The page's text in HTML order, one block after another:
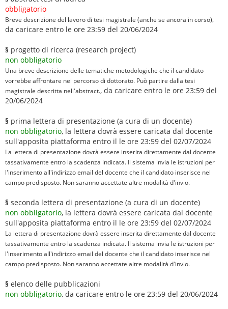
obbligatorio
Breve descrizione del lavoro di tesi magistrale (anche se ancora in corso),
da caricare entro le ore 23:59 del 20/06/2024
§ progetto di ricerca (research project)
non obbligatorio
Una breve descrizione delle tematiche metodologiche che il candidato
vorrebbe affrontare nel percorso di dottorato. Può partire dalla tesi
magistrale descritta nell'abstract., da caricare entro le ore 23:59 del
20/06/2024
§ prima lettera di presentazione (a cura di un docente)
non obbligatorio, la lettera dovrà essere caricata dal docente
sull'apposita piattaforma entro il le ore 23:59 del 02/07/2024
La lettera di presentazione dovrà essere inserita direttamente dal docente
tassativamente entro la scadenza indicata. Il sistema invia le istruzioni per
l'inserimento all'indirizzo email del docente che il candidato inserisce nel
campo predisposto. Non saranno accettate altre modalità d'invio.
§ seconda lettera di presentazione (a cura di un docente)
non obbligatorio, la lettera dovrà essere caricata dal docente
sull'apposita piattaforma entro il le ore 23:59 del 02/07/2024
La lettera di presentazione dovrà essere inserita direttamente dal docente
tassativamente entro la scadenza indicata. Il sistema invia le istruzioni per
l'inserimento all'indirizzo email del docente che il candidato inserisce nel
campo predisposto. Non saranno accettate altre modalità d'invio.
§ elenco delle pubblicazioni
non obbligatorio, da caricare entro le ore 23:59 del 20/06/2024